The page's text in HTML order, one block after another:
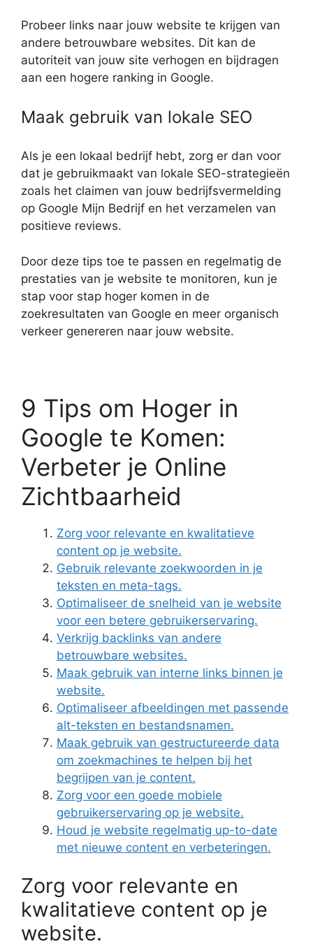
Probeer links naar jouw website te krijgen van
andere betrouwbare websites. Dit kan de
autoriteit van jouw site verhogen en bijdragen
aan een hogere ranking in Google.
Maak gebruik van lokale SEO
Als je een lokaal bedrijf hebt, zorg er dan voor
dat je gebruikmaakt van lokale SEO-strategieën
zoals het claimen van jouw bedrijfsvermelding
op Google Mijn Bedrijf en het verzamelen van
positieve reviews.
Door deze tips toe te passen en regelmatig de
prestaties van je website te monitoren, kun je
stap voor stap hoger komen in de
zoekresultaten van Google en meer organisch
verkeer genereren naar jouw website.
9 Tips om Hoger in
Google te Komen:
Verbeter je Online
Zichtbaarheid
Zorg voor relevante en kwalitatieve
content op je website.
Gebruik relevante zoekwoorden in je
teksten en meta-tags.
Optimaliseer de snelheid van je website
voor een betere gebruikerservaring.
Verkrijg backlinks van andere
betrouwbare websites.
Maak gebruik van interne links binnen je
website.
Optimaliseer afbeeldingen met passende
alt-teksten en bestandsnamen.
Maak gebruik van gestructureerde data
om zoekmachines te helpen bij het
begrijpen van je content.
Zorg voor een goede mobiele
gebruikerservaring op je website.
Houd je website regelmatig up-to-date
met nieuwe content en verbeteringen.
Zorg voor relevante en
kwalitatieve content op je
website.